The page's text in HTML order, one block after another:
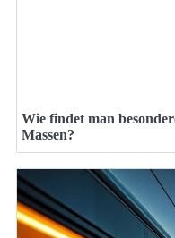
Wie findet man
Massen?